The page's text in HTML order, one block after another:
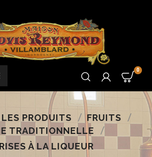
0
LES PRODUITS
FRUITS
TRADITIONNELLE
À LA LIQUEUR